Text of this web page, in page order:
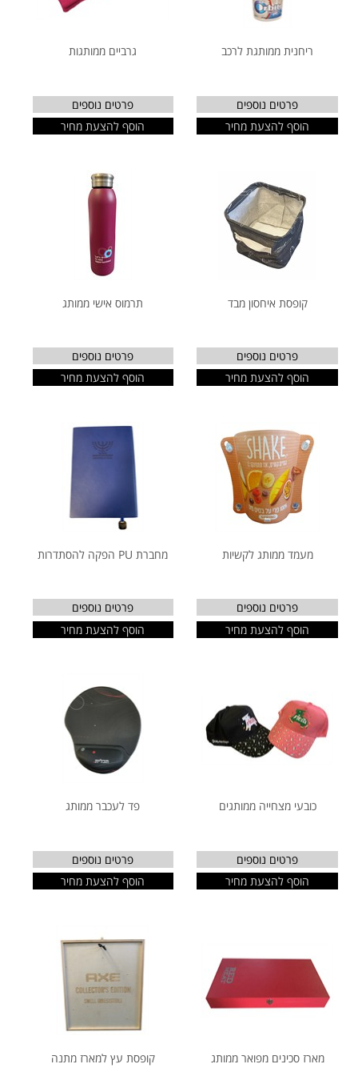
ריחנית ממותגת לרכב
פרטים נוספים
הוסף להצעת מחיר
גרביים ממותגות
פרטים נוספים
הוסף להצעת מחיר
קופסת איחסון מבד
פרטים נוספים
הוסף להצעת מחיר
תרמוס אישי ממותג
פרטים נוספים
הוסף להצעת מחיר
מעמד ממותג לקשיות
פרטים נוספים
הוסף להצעת מחיר
מחברת PU הפקה להסתדרות
פרטים נוספים
הוסף להצעת מחיר
כובעי מצחייה ממותגים
פרטים נוספים
הוסף להצעת מחיר
פד לעכבר ממותג
פרטים נוספים
הוסף להצעת מחיר
מארז סכינים מפואר ממותג קופסת עץ למארז מתנה